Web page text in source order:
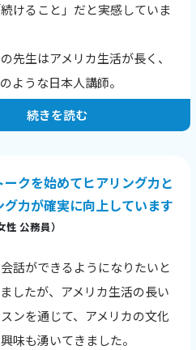
けること」だと実感していま
先生はアメリカ生活が長く、
ような日本人講師。
て英語を習得した経験があるか
られることがたくさんありま
25分があっという間、生き生
スンのおかげで続けられそう
続きを読む
ークを始めてヒアリング力と
グ力が確実に向上しています
性 公務員）
話ができるようになりたいと
したが、アメリカ生活の長い
ンを通じて、アメリカの文化
味も湧いてきました。